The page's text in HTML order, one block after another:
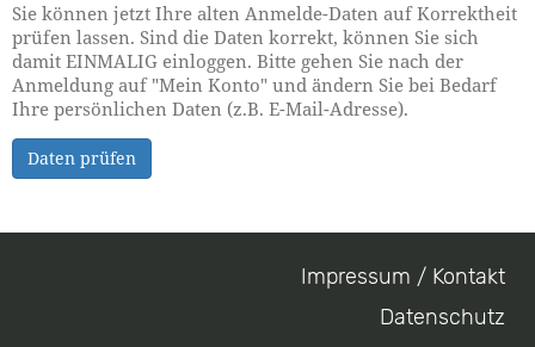
Sie können jetzt Ihre alten Anmelde-Daten auf Korrektheit
prüfen lassen. Sind die Daten korrekt, können Sie sich
damit EINMALIG einloggen. Bitte gehen Sie nach der
Anmeldung auf "Mein Konto" und ändern Sie bei Bedarf
Ihre persönlichen Daten (z.B. E-Mail-Adresse).
Daten prüfen
Impressum / Kontakt
Datenschutz